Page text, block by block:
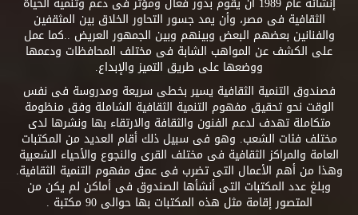
الثقافية فى مصر، وأن يمد جسور التحاور الخلاق بين المثقفين
والفنانين بعضهم البعض وبينهم وبين الجمهور العريض ..كما عمل
على الكشف عن المواهب الشابة فى مختلف المحافظات ودعمها
ووضعها على طريق التميز والإبداع.
فصندوق التنمية الثقافية يسير بخطى سريعة ومدروسة فى نفس
الوقت نحو تحقيق مفهوم التنمية الثقافية الشاملة وفق منظومة
متكاملة تهدف لدعم الفنون والثقافة والارتقاء بها ونشرها لدى
مختلف فئات الشعب. وهو فى سبيل ذلك أقام العديد من المكتبات
العامة والمراكز الثقافية فى مختلف القرى والنجوع والأحياء الشعبية
وهذا من أهم الأعمال التى تضرب فى عمق مفهوم التنمية الثقافية.
وبلغ عدد المكتبات التى أنشأها الصندوق فى أماكن لم يكن من
المتصور إقامة مثل هذه المكتبات بها حوالى 90 مكتبة .